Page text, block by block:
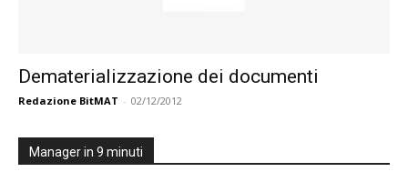
Dematerializzazione dei documenti
Redazione BitMAT - 02/12/2012
Manager in 9 minuti